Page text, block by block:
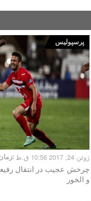
پرسپولیس
زمان انتشار: ژوئن 24, 2017 10:56 ق.ظ
چرخش عجیب در انتقال
و الخور